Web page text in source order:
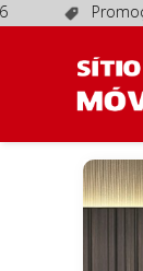
Promoções
Jantar
Estar
Móveis
Sofás
Quartos
Descanso